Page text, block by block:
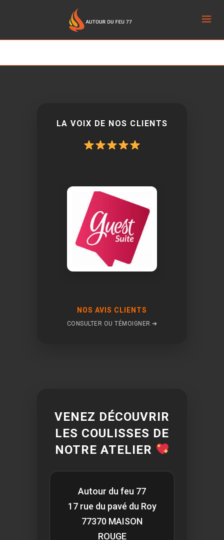
LA VOIX DE NOS CLIENTS
NOS AVIS CLIENTS
CONSULTER OU TÉMOIGNER ➔
VENEZ DÉCOUVRIR
LES COULISSES DE
NOTRE ATELIER
Autour du feu 77
17 rue du pavé du Roy
77370 MAISON
ROUGE